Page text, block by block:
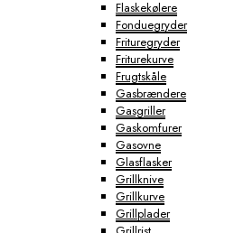
Flaskekølere
Fonduegryder
Frituregryder
Friturekurve
Frugtskåle
Gasbrændere
Gasgriller
Gaskomfurer
Gasovne
Glasflasker
Grillknive
Grillkurve
Grillplader